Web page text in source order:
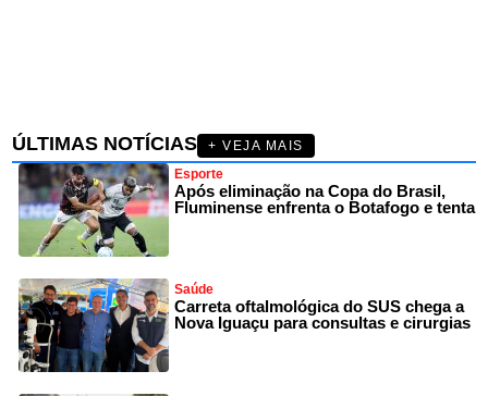
ÚLTIMAS NOTÍCIAS
+ VEJA MAIS
Esporte
Após eliminação na Copa do Brasil,
Fluminense enfrenta o Botafogo e tenta
Saúde
Carreta oftalmológica do SUS chega a
Nova Iguaçu para consultas e cirurgias